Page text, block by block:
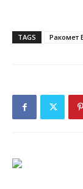
TAGS Ракомет